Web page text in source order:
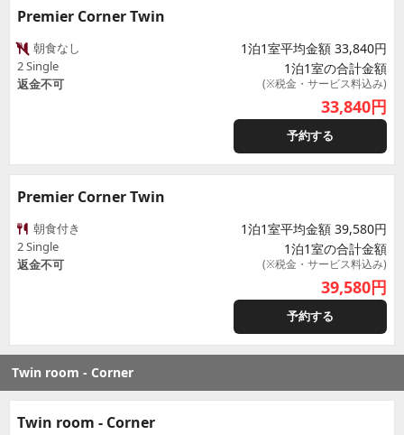
Premier Corner Twin
朝食なし
2 Single
返金不可
1泊1室平均金額 33,840円
1泊1室の合計金額
(※税金・サービス料込み)
33,840円
予約する
Premier Corner Twin
朝食付き
2 Single
返金不可
1泊1室平均金額 39,580円
1泊1室の合計金額
(※税金・サービス料込み)
39,580円
予約する
Twin room - Corner
Twin room - Corner